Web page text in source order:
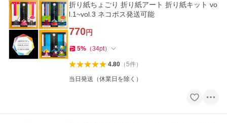
折り紙ちょごり 折り紙アート 折り紙キット vo
l.1~vol.3 ネコポス発送可能
770円
5% （34pt）
4.80（5件）
当日発送（休業日を除く）